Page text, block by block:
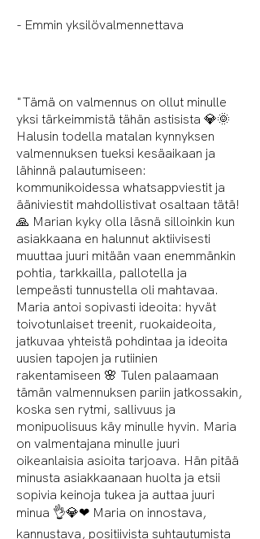
- Emmin yksilövalmennettava
"Tämä on valmennus on ollut minulle
yksi tärkeimmistä tähän astisista 💎🌞
Halusin todella matalan kynnyksen
valmennuksen tueksi kesäaikaan ja
lähinnä palautumiseen:
kommunikoidessa whatsappviestit ja
ääniviestit mahdollistivat osaltaan tätä!
🙏 Marian kyky olla läsnä silloinkin kun
asiakkaana en halunnut aktiivisesti
muuttaa juuri mitään vaan enemmänkin
pohtia, tarkkailla, pallotella ja
lempeästi tunnustella oli mahtavaa.
Maria antoi sopivasti ideoita: hyvät
toivotunlaiset treenit, ruokaideoita,
jatkuvaa yhteistä pohdintaa ja ideoita
uusien tapojen ja rutiinien
rakentamiseen 🌸 Tulen palaamaan
tämän valmennuksen pariin jatkossakin,
koska sen rytmi, sallivuus ja
monipuolisuus käy minulle hyvin. Maria
on valmentajana minulle juuri
oikeanlaisia asioita tarjoava. Hän pitää
minusta asiakkaanaan huolta ja etsii
sopivia keinoja tukea ja auttaa juuri
minua 👌💎❤ Maria on innostava,
kannustava, positiivista suhtautumista